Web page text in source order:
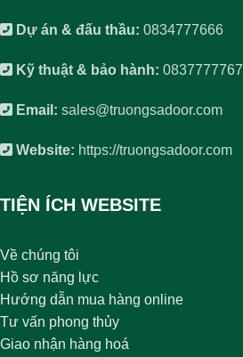
Dự án & đấu thầu: 0834777666
Kỹ thuật & bảo hành: 0837777767
Email: sales@truongsadoor.com
Website: https://truongsadoor.com
TIỆN ÍCH WEBSITE
Về chúng tôi
Hồ sơ năng lực
Hướng dẫn mua hàng online
Tư vấn phong thủy
Giao nhận hàng hoá